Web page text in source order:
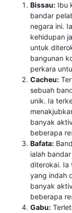
Bissau: Ibu
bandar
negara ini.
kehidupan
untuk
bangunan
perkara
Cacheu:
sebuah
unik. Ia
banyak
beberapa
Bafata:
ialah
diterokai. Ia
yang indah
banyak
beberapa
Gabu: